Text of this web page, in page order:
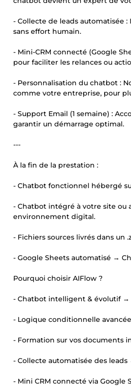
- Collecte de leads automatisée
sans effort humain.
- Mini-CRM connecté (Google
pour faciliter les relances ou
- Personnalisation du chatbot :
comme votre entreprise, pour
- Support Email (1 semaine) :
garantir un démarrage optimal.
---
À la fin de la prestation :
- Chatbot fonctionnel hébergé
- Chatbot intégré à votre site ou
environnement digital.
- Fichiers sources livrés dans un
- Google Sheets automatisé →
Pourquoi choisir AIFlow ?
- Chatbot intelligent & évolutif →
- Logique conditionnelle
- Formation sur vos documents
- Collecte automatisée des
- Mini CRM connecté via Google